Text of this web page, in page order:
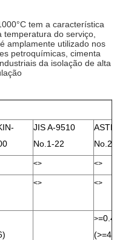
tem a característica
do serviço,
amplamente utilizado nos
petroquímicas, cimenta
da isolação de alta
JIS A-9510
No.1-22
No.2
<> <>
<> <>
>